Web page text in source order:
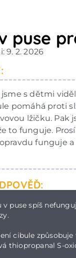
puse
9. 2. 2026
jsme s dětmi
pomáhá proti
lžičku. Pak
to funguje.
funguje
v puse spíš
cibule
thiopropanal S-